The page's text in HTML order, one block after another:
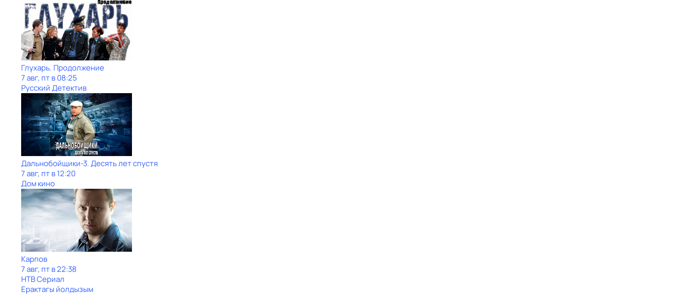
Глухарь. Продолжение
7 авг, пт в 08:25
Русский Детектив
Дальнобойщики-3. Десять лет спустя
7 авг, пт в 12:20
Дом кино
Карпов
7 авг, пт в 22:38
НТВ Сериал
Ерактагы йолдызым